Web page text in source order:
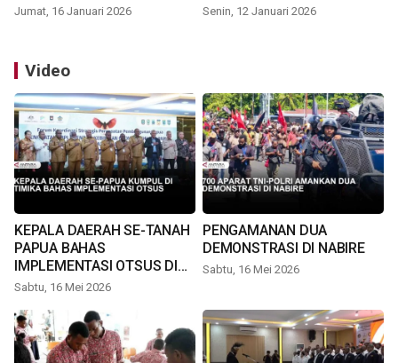
Jumat, 16 Januari 2026 Senin, 12 Januari 2026
Video
KEPALA DAERAH SE-TANAH
PAPUA BAHAS
IMPLEMENTASI OTSUS DI
TIMIKA
Sabtu, 16 Mei 2026
PENGAMANAN DUA
DEMONSTRASI DI NABIRE
Sabtu, 16 Mei 2026